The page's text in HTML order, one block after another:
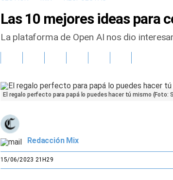
Las 10 mejores ideas para
La plataforma de Open AI nos dio
El regalo perfecto para papá lo puedes hacer tú mismo (Foto:
Redacción Mix
15/06/2023 21H29